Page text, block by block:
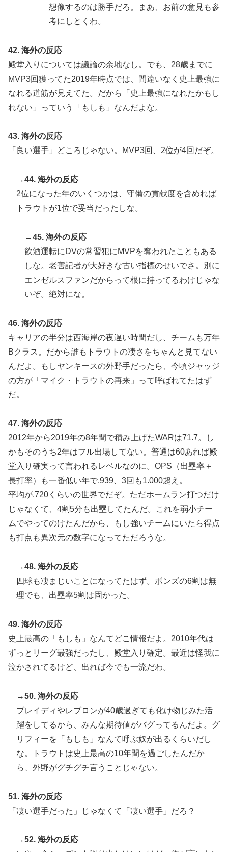
想像するのは勝手だろ。まあ、お前の意見も参
考にしとくわ。
42. 海外の反応
殿堂入りについては議論の余地なし。でも、28歳までに
MVP3回獲ってた2019年時点では、間違いなく史上最強に
なれる道筋が見えてた。だから「史上最強になれたかもし
れない」っていう「もしも」なんだよな。
43. 海外の反応
「良い選手」どころじゃない。MVP3回、2位が4回だぞ。
→44. 海外の反応
2位になった年のいくつかは、守備の貢献度を含めれば
トラウトが1位で妥当だったしな。
→45. 海外の反応
飲酒運転にDVの常習犯にMVPを奪われたこともある
しな。老害記者が大好きな古い指標のせいでさ。別に
エンゼルスファンだからって根に持ってるわけじゃな
いぞ。絶対にな。
46. 海外の反応
キャリアの半分は西海岸の夜遅い時間だし、チームも万年
Bクラス。だから誰もトラウトの凄さをちゃんと見てない
んだよ。もしヤンキースの外野手だったら、今頃ジャッジ
の方が「マイク・トラウトの再来」って呼ばれてたはず
だ。
47. 海外の反応
2012年から2019年の8年間で積み上げたWARは71.7。し
かもそのうち2年はフル出場してない。普通は60あれば殿
堂入り確実って言われるレベルなのに。OPS（出塁率＋
長打率）も一番低い年で.939、3回も1.000超え。
平均が.720くらいの世界でだぞ。ただホームラン打つだけ
じゃなくて、4割5分も出塁してたんだ。これを弱小チー
ムでやってのけたんだから、もし強いチームにいたら得点
も打点も異次元の数字になってただろうな。
→48. 海外の反応
四球も凄まじいことになってたはず。ボンズの6割は無
理でも、出塁率5割は固かった。
49. 海外の反応
史上最高の「もしも」なんてどこ情報だよ。2010年代は
ずっとリーグ最強だったし、殿堂入り確定。最近は怪我に
泣かされてるけど、出れば今でも一流だわ。
→50. 海外の反応
ブレイディやレブロンが40歳過ぎても化け物じみた活
躍をしてるから、みんな期待値がバグってるんだよ。グ
リフィーを「もしも」なんて呼ぶ奴が出るくらいだし
な。トラウトは史上最高の10年間を過ごしたんだか
ら、外野がグチグチ言うことじゃない。
51. 海外の反応
「凄い選手だった」じゃなくて「凄い選手」だろ？
→52. 海外の反応